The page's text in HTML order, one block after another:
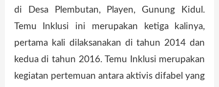
di Desa Plembutan, Playen, Gunung Kidul.
Temu Inklusi ini merupakan ketiga kalinya,
pertama kali dilaksanakan di tahun 2014 dan
kedua di tahun 2016. Temu Inklusi merupakan
kegiatan pertemuan antara aktivis difabel yang